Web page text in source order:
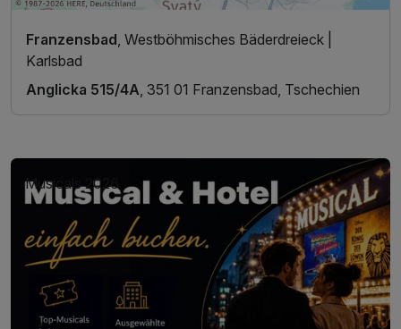
Franzensbad , Westböhmisches Bäderdreieck |
Karlsbad
Anglicka 515/4A , 351 01 Franzensbad, Tschechien
Musicals 2026